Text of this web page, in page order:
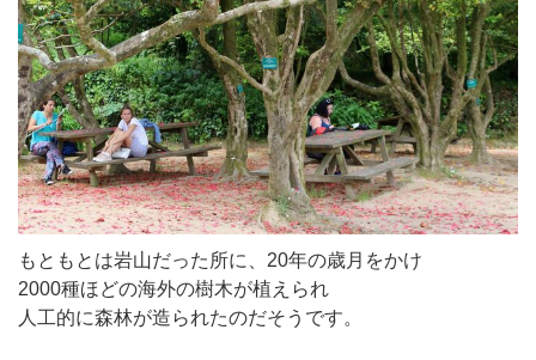
もともとは岩山だった所に、20年の歳月をかけ
2000種ほどの海外の樹木が植えられ
人工的に森林が造られたのだそうです。